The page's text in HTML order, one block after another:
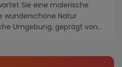
Sie eine malerische
wunderschöne Natur
Umgebung, geprägt von